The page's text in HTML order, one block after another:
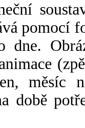
pomocí
dne.
měsíc
době